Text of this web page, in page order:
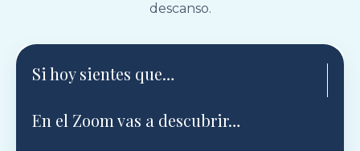
descanso.
Si hoy sientes que…
En el Zoom vas a descubrir…